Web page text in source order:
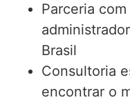
Parceria
Brasil
Consultoria
encontrar o